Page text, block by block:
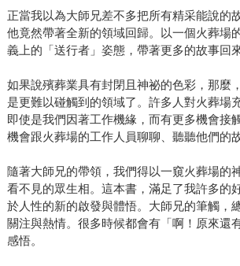
正當我以為大師兄差不多把所有精采能說的
他竟然帶著全新的領域回歸。以一個火葬場
義上的「送行者」姿態，帶著更多的故事回來
如果說殯葬業具有封閉且神祕的色彩，那麼
是更難以碰觸到的領域了。許多人對火葬場
即使是我們因著工作機緣，而有更多機會接
機會跟火葬場的工作人員聊聊、聽聽他們的故
隨著大師兄的帶領，我們得以一窺火葬場的
看不見的眾生相。這本書，滿足了我許多的
於人性的新的啟發與體悟。大師兄的筆觸，
關注與熱情。很多時候都會有「啊！原來還
感悟。